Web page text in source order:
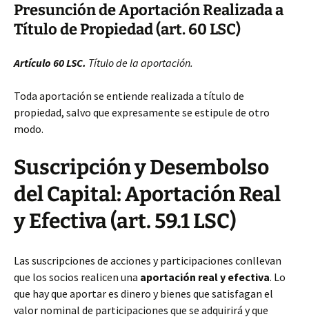
Presunción de Aportación Realizada a
Título de Propiedad (art. 60 LSC)
Artículo 60 LSC. Título de la aportación.
Toda aportación se entiende realizada a título de
propiedad, salvo que expresamente se estipule de otro
modo.
Suscripción y Desembolso
del Capital: Aportación Real
y Efectiva (art. 59.1 LSC)
Las suscripciones de acciones y participaciones conllevan
que los socios realicen una aportación real y efectiva. Lo
que hay que aportar es dinero y bienes que satisfagan el
valor nominal de participaciones que se adquirirá y que